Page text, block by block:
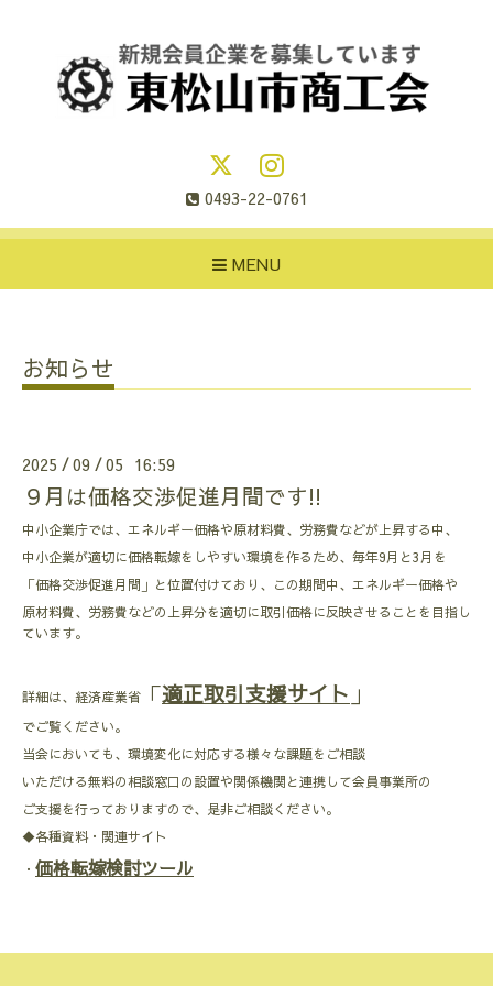
0493-22-0761
MENU
お知らせ
2025 /09 /05 16:59
９月は価格交渉促進月間です!!
中小企業庁では、エネルギー価格や原材料費、労務費などが上昇する中、
中小企業が適切に価格転嫁をしやすい環境を作るため、毎年9月と3月を
「価格交渉促進月間」と位置付けており、この期間中、エネルギー価格や
原材料費、労務費などの上昇分を適切に取引価格に反映させることを目指し
ています。
詳細は、経済産業省 「適正取引支援サイト 」
でご覧ください。
当会においても、環境変化に対応する様々な課題をご相談
いただける無料の相談窓口の設置や関係機関と連携して会員事業所の
ご支援を行っておりますので、是非ご相談ください。
◆各種資料・関連サイト
・ 価格転嫁検討ツール